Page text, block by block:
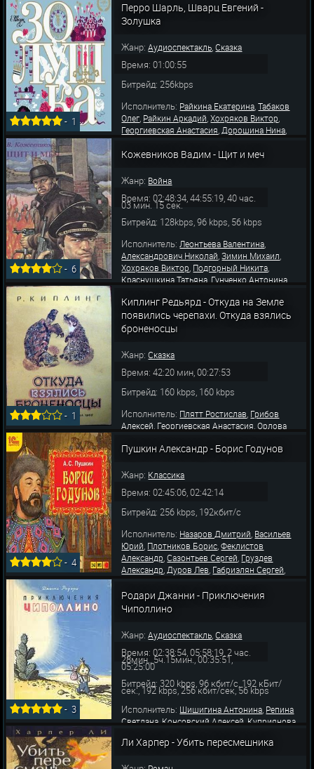
- 1
Перро Шарль, Шварц Евгений -
Золушка
Жанр:Аудиоспектакль,Сказка
Время: 01:00:55
Битрейд: 256kbps
Исполнитель: Райкина Екатерина,Табаков
Олег, Райкин Аркадий,Хохряков Виктор,
Георгиевская Анастасия,Дорошина Нина,
Корабельникова Маргарита,Весник Евгений
-6
Кожевников Вадим - Щит и меч
Жанр: Война
Время: 02:48:34, 44:55:19, 40 час.
03 мин. 15 сек.
Битрейд: 128kbps, 96 kbps, 56 kbps
Исполнитель:Леонтьева Валентина,
Александрович Николай,Зимин Михаил,
Хохряков Виктор, Подгорный Никита,
Краснушкина Татьяна Гунченко Антонина
Владимир ,Косухин Игорь,Воронов Иван
Невинный Вячеслав,Папанов Анатолий,
Сушке
- 1
Киплинг Редьярд - Откуда на Земле
появились черепахи. Откуда взялись
броненосцы
Жанр:Сказка
Время: 42:20 мин, 00:27:53
Битрейд: 160 kbps, 160 kbps
Исполнитель: Плятт Ростислав Грибов
Алексей Георгиевская Анастасия ,Орлова
-4
Пушкин Александр - Борис Годунов
Жанр: Классика
Время: 02:45:06, 02:42:14
Битрейд: 256 kbps, 192кбит/с
Исполнитель: Назаров Дмитрий, Васильев
Юрий, Плотников Борис,Феклистов
Александр,Сазонтьев Сергей, Груздев
Александр,Дуров Лев, Габриэлян Сергей,
Вячеслав ,Васьков Михаил,Вдовин
Александр,Гребенщикова Лариса
-3
Родари Джанни - Приключения
Чиполлино
Жанр:Аудиоспектакль,Сказка
Время: 02:38:54, 05:58:19, 2 час.
28мин., 5ч.15мин., 00:35:51,
05:25:00
Битрейд: 320 kbps, 96 кбит/с, 192 кБит/
сек., 192 kbps, 256 кбит/сек, 56 kbps
Исполнитель: Шишигина Антонина, Репина
Светлана Консовский Алексей Куприянова
Кольцов Виктор,Абдулов Осип,Пирогов
Ли Харпер - Убить пересмешника